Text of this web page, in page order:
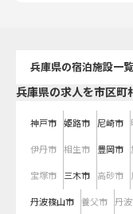
兵庫県の宿泊施設一
兵庫県の求人を市区町
神戸市 姫路市 尼崎市
伊丹市 相生市 豊岡市
宝塚市 三木市 高砂市
丹波篠山市 養父市 丹